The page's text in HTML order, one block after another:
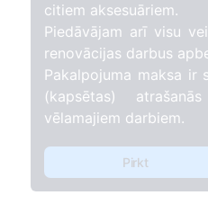
citiem aksesuāriem.
Piedāvājam arī visu
renovācijas darbus
Pakalpojuma maksa ir
(kapsētas)
vēlamajiem darbiem.
Pirkt